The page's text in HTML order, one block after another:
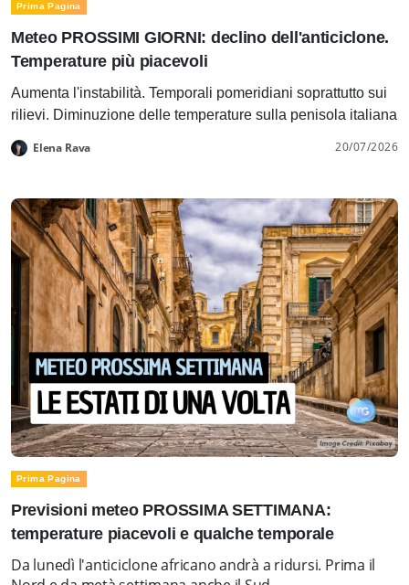
Prima Pagina
Meteo PROSSIMI GIORNI: declino dell'anticiclone.
Temperature più piacevoli
Aumenta l'instabilità. Temporali pomeridiani soprattutto sui
rilievi. Diminuzione delle temperature sulla penisola italiana
Elena Rava 20/07/2026
Prima Pagina
Previsioni meteo PROSSIMA SETTIMANA:
temperature piacevoli e qualche temporale
Da lunedì l'anticiclone africano andrà a ridursi. Prima il